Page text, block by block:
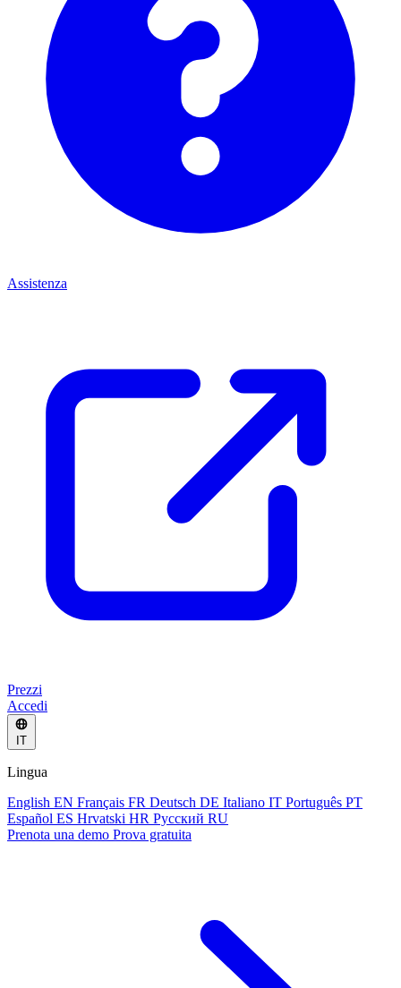
Assistenza
Prezzi
Accedi
IT
Lingua
English EN Français FR Deutsch DE Italiano IT Português PT
Español ES Hrvatski HR Русский RU
Prenota una demo Prova gratuita